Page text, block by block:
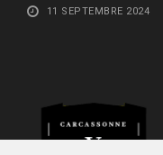
11 SEPTEMBRE 2024